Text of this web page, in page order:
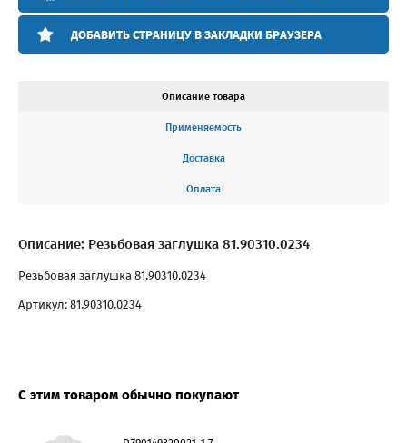
ДОБАВИТЬ СТРАНИЦУ В ЗАКЛАДКИ БРАУЗЕРА
Описание товара
Применяемость
Доставка
Оплата
Описание: Резьбовая заглушка 81.90310.0234
Резьбовая заглушка 81.90310.0234
Артикул: 81.90310.0234
С этим товаром обычно покупают